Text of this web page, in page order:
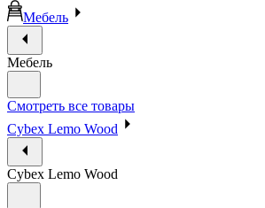
Мебель
Мебель
Смотреть все товары
Cybex Lemo Wood
Cybex Lemo Wood